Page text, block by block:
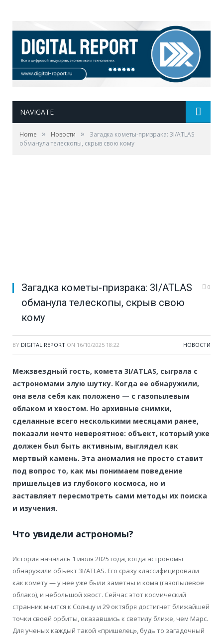
NAVIGATE
Home » Новости »
Загадка кометы-призрака: 3I/ATLAS
обманула телескопы, скрыв свою кому
Загадка кометы-призрака: 3I/ATLAS
обманула телескопы, скрыв свою
кому
0
BY DIGITAL REPORT ON 16/10/2025 18:22 НОВОСТИ
Межзвездный гость, комета 3I/ATLAS, сыграла с
астрономами злую шутку. Когда ее обнаружили,
она вела себя как положено — с газопылевым
облаком и хвостом. Но архивные снимки,
сделанные всего несколькими месяцами ранее,
показали нечто невероятное: объект, который уже
должен был быть активным, выглядел как
мертвый камень. Эта аномалия не просто ставит
под вопрос то, как мы понимаем поведение
пришельцев из глубокого космоса, но и
заставляет пересмотреть сами методы их поиска
и изучения.
Что увидели астрономы?
История началась 1 июля 2025 года, когда астрономы
обнаружили объект 3I/ATLAS. Его сразу классифицировали
как комету — у нее уже были заметны и кома (газопылевое
облако), и небольшой хвост. Сейчас этот космический
странник мчится к Солнцу и 29 октября достигнет ближайшей
точки своей орбиты, оказавшись к светилу ближе, чем Марс.
Для ученых каждый такой «пришелец», будь то загадочный